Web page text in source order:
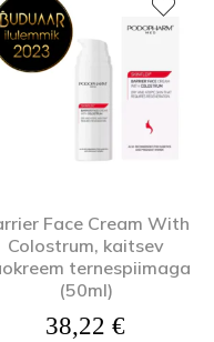
Face Cream With
Colostrum, kaitsev
ternespiimaga
(50ml)
38,22 €